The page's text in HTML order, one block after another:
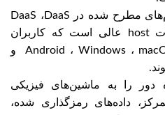
یکی دیگر از نام‌های مطرح شده در DaaS ،DaaS
Citrix است . دارای خدمات host عالی است که کاربران
می‌توانند از Android ، Windows ، macOS ، Chrome OS و
را به ماشین‌های فیزیکی
داده‌های رمزگذاری شده،